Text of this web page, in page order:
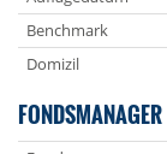
Benchmark
Domizil
FONDSMANAGER